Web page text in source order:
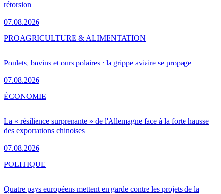
rétorsion
07.08.2026
Poulets, bovins et ours polaires : la grippe aviaire se propage
07.08.2026
PROAGRICULTURE & ALIMENTATION
La « résilience surprenante » de l'Allemagne face à la forte hausse
des exportations chinoises
07.08.2026
ÉCONOMIE
Quatre pays européens mettent en garde contre les projets de la
POLITIQUE